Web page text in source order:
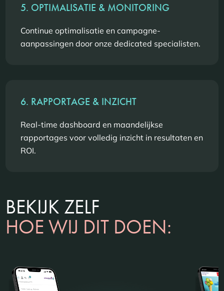
5. OPTIMALISATIE & MONITORING
Continue optimalisatie en campagne-
aanpassingen door onze dedicated specialisten.
6. RAPPORTAGE & INZICHT
Real-time dashboard en maandelijkse
rapportages voor volledig inzicht in resultaten en
ROI.
BEKIJK ZELF
HOE WIJ DIT DOEN: